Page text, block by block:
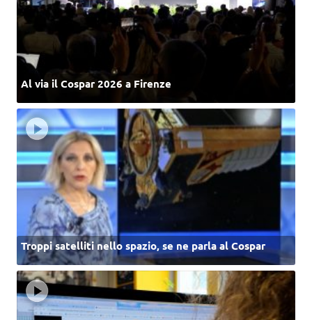
Al via il Cospar 2026 a Firenze
Troppi satelliti nello spazio, se ne parla al Cospar